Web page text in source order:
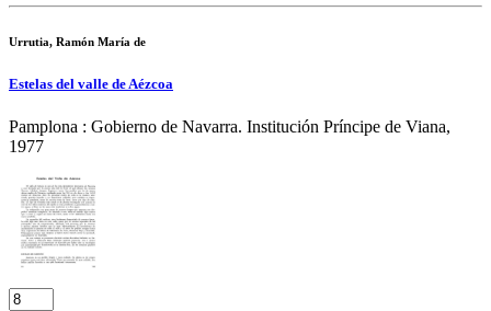
Urrutia, Ramón María de
Estelas del valle de Aézcoa
Pamplona : Gobierno de Navarra. Institución Príncipe de Viana,
1977